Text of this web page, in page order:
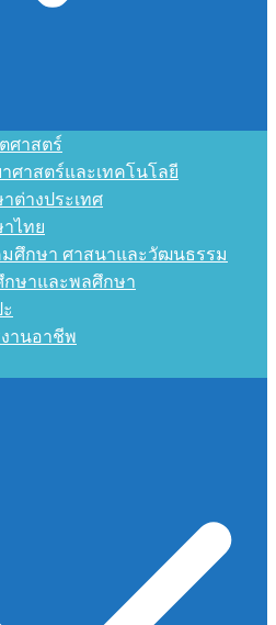
ศาสตร์
ศาสตร์และเทคโนโลยี
ต่างประเทศ
ไทย
มศึกษา ศาสนาและวัฒนธรรม
กษาและพลศึกษา
านอาชีพ